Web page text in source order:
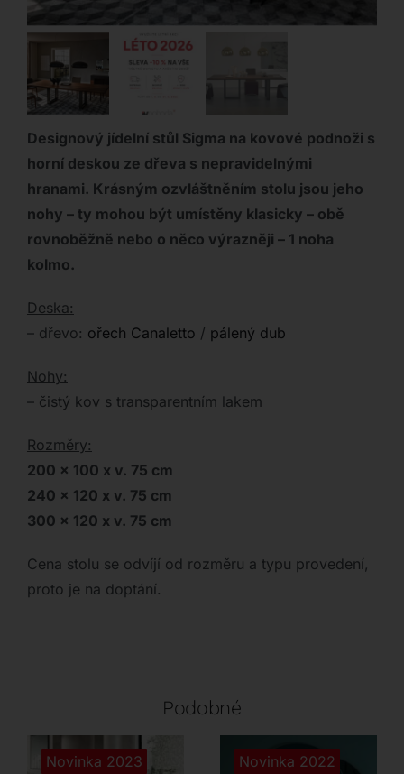
Designový jídelní stůl Sigma na kovové podnoži s
horní deskou ze dřeva s nepravidelnými
hranami. Krásným ozvláštněním stolu jsou jeho
nohy – ty mohou být umístěny klasicky – obě
rovnoběžně nebo o něco výrazněji – 1 noha
kolmo.
Deska:
– dřevo: ořech Canaletto / pálený dub
Nohy:
– čistý kov s transparentním lakem
Rozměry:
200 x 100 x v. 75 cm
240 x 120 x v. 75 cm
300 x 120 x v. 75 cm
Cena stolu se odvíjí od rozměru a typu provedení,
proto je na doptání.
Podobné
Novinka 2023 Novinka 2022